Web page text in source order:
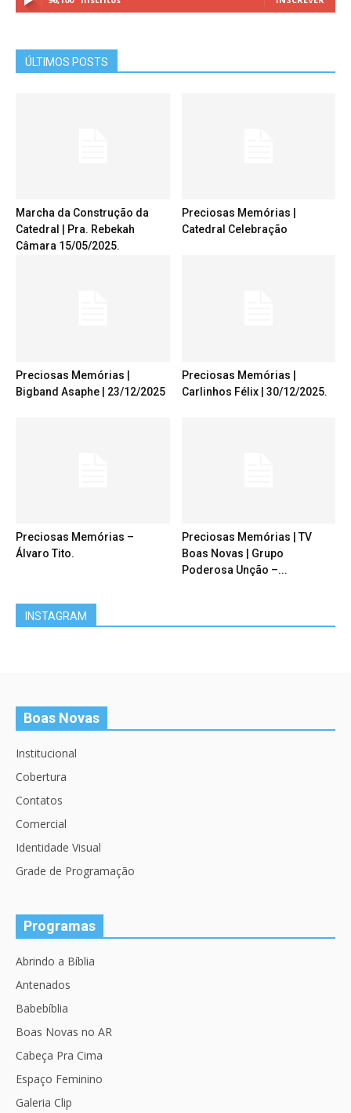
ÚLTIMOS POSTS
Marcha da Construção da
Catedral | Pra. Rebekah
Câmara 15/05/2025.
Preciosas Memórias |
Catedral Celebração
Preciosas Memórias |
Bigband Asaphe | 23/12/2025
Preciosas Memórias |
Carlinhos Félix | 30/12/2025.
Preciosas Memórias –
Álvaro Tito.
Preciosas Memórias | TV
Boas Novas | Grupo
Poderosa Unção –...
INSTAGRAM
Boas Novas
Institucional
Cobertura
Contatos
Comercial
Identidade Visual
Grade de Programação
Programas
Abrindo a Bíblia
Antenados
Babebíblia
Boas Novas no AR
Cabeça Pra Cima
Espaço Feminino
Galeria Clip